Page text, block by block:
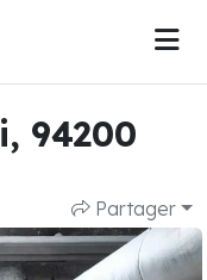
94200
Partager